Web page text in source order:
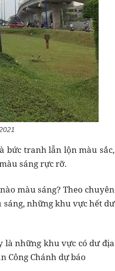
bức tranh lẫn lộn màu sắc,
sáng rực rỡ.
màu sáng? Theo chuyên
sáng, những khu vực hết dư
là những khu vực có dư địa
Công Chánh dự báo